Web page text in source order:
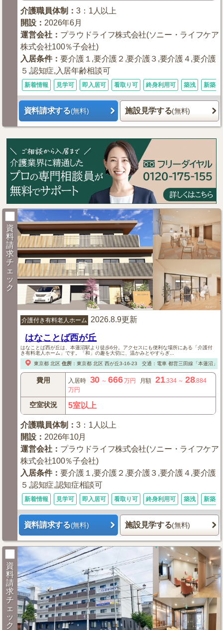
介護職員体制 ：3：1人以上
開設 ： 2026年6月
運営会社 ： プラウドライフ株式会社(ソニー・ライフケア
株式会社100％子会社)
入居条件：要介護１,要介護２,要介護３,要介護４,要介護
５,認知症,入居年齢相談可
新着情報 見学可 即入居可 看取り可 終身利用可 築浅 新築1
資料請求する(無料) 施設見学する(無料)
資
料
請
求
チ
ェ
ッ
ク
介護付き有料老人ホーム 2026.8.9更新
はなことば西が丘
はなことば西が丘は、本蓮沼駅より徒歩6分。アクセスにも便利な場所にある「介護付
き有料老人ホーム」です。「和」の趣を大切に、温かみとやすらぎ...
東京都 北区 住所： 東京都 北区西が丘3-16-23 交通：電車都営三田線「本蓮沼」
費用 入居時 30 ～666万円 月額 21.334～ 28.884
万円
空室状況 5室以上
介護職員体制 ：3：1人以上
開設 ： 2026年10月
運営会社 ： プラウドライフ株式会社(ソニー・ライフケア
株式会社100％子会社)
入居条件：要介護１,要介護２,要介護３,要介護４,要介護
５,認知症,認知症相談可
新着情報 見学可 即入居可 看取り可 終身利用可 築浅 新築1
資料請求する(無料) 施設見学する(無料)
資
料
請
求
チ
ェ
ッ
ク